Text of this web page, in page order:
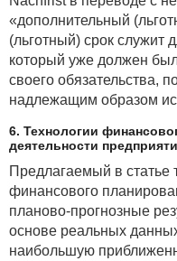
(далее — Указ № 219) (
ст. 173 НК).
Отметим сразу, что в
о страховых расходах,
по договорам
страхования, если
срок не менее одного
физических лиц,
страхователях по
случаях страховые
при исчислении налога
«дополнительный
(льготный) срок служит
который уже должен
своего обязательства,
надлежащим образом
6. Технологии
деятельности
Предлагаемый в статье
финансового
планово-прогнозные
основе реальных
наибольшую